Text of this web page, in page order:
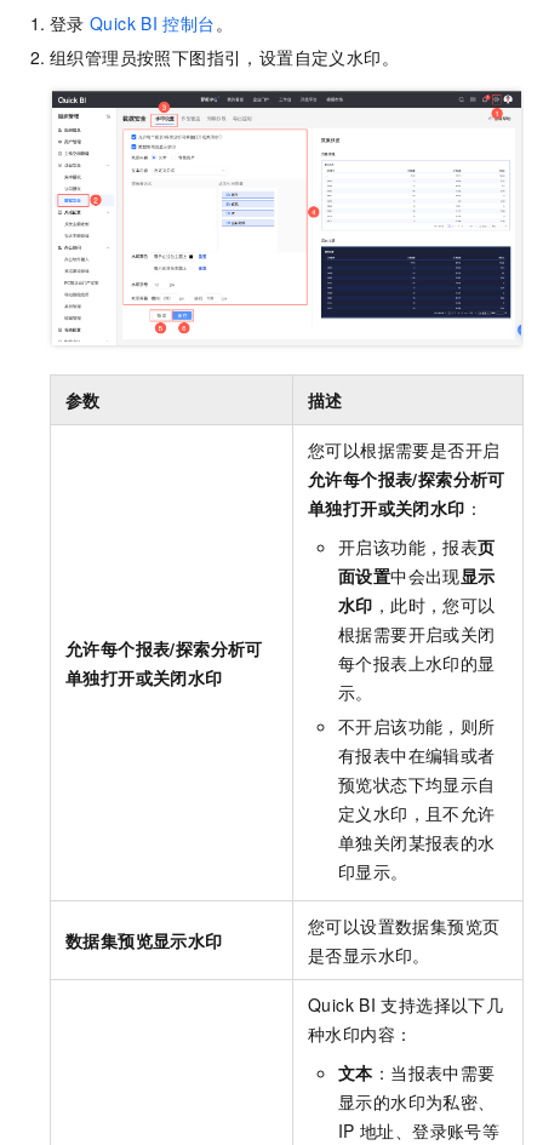
登录 Quick BI 控制台。
组织管理员按照下图指引，设置自定义水印。
参数 描述
允许每个报表/探索分析可
单独打开或关闭水印
您可以根据需要是否开启
允许每个报表/探索分析可
单独打开或关闭水印 ：
开启该功能，报表页
面设置中会出现显示
水印 ，此时，您可以
根据需要开启或关闭
每个报表上水印的显
示。
不开启该功能，则所
有报表中在编辑或者
预览状态下均显示自
定义水印，且不允许
单独关闭某报表的水
印显示。
数据集预览显示水印
您可以设置数据集预览页
是否显示水印。
Quick BI 支持选择以下几
种水印内容：
文本 ：当报表中需要
显示的水印为私密、
IP 地址、登录账号等